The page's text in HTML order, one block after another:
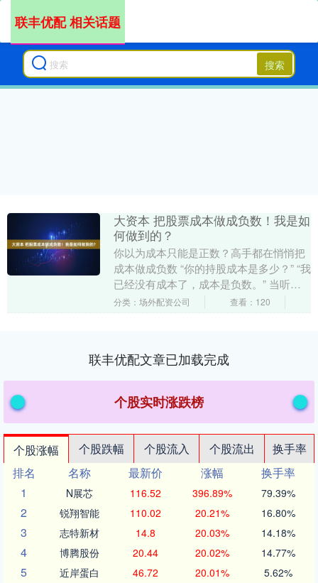
搜索
联丰优配 相关话题
大资本 把股票成本做成负数！我是如
何做到的？
你以为成本只能是正数？高手都在悄悄把
成本做成负数 “你的持股成本是多少？” “我
已经没有成本了，成本是负数。” 当听到
两位投资者的这段对话时，我刚入市不
分类：场外配资公司 查看：120
联丰优配文章已加载完成
个股实时涨跌榜
个股涨幅 个股跌幅 个股流入 个股流出
换手率
排名
名称 最新价 涨幅
换手率
1
N展芯 116.52 396.89% 79.39%
2 锐翔智能 110.02 20.21% 16.80%
3 志特新材 14.8 20.03% 14.18%
4 博腾股份 20.44 20.02% 14.77%
5 近岸蛋白 46.72 20.01% 5.62%